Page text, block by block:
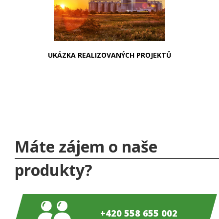
UKÁZKA REALIZOVANÝCH PROJEKTŮ
Máte zájem o naše
produkty?
+420 558 655 002